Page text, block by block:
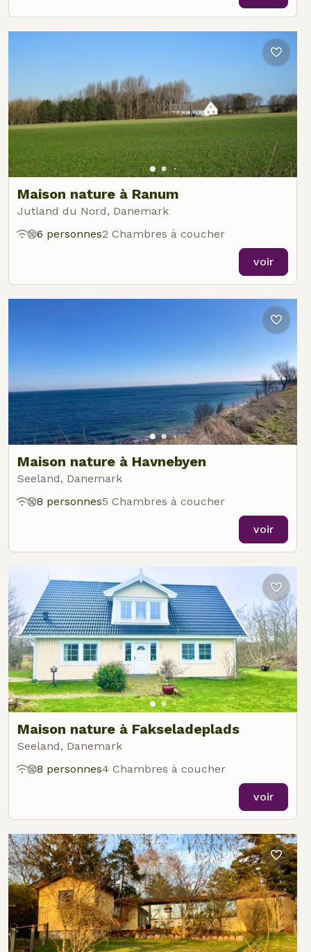
Maison nature à Ranum
Jutland du Nord, Danemark
6 personnes2 Chambres à coucher
voir
Maison nature à Havnebyen
Seeland, Danemark
8 personnes5 Chambres à coucher
voir
Maison nature à Fakseladeplads
Seeland, Danemark
8 personnes4 Chambres à coucher
voir